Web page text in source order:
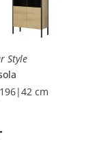
Style
cm